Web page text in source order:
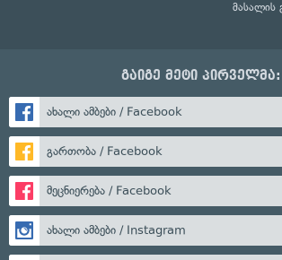
მასალის
გაიგე მეტი პირველმა:
ახალი ამბები / Facebook
გართობა / Facebook
მეცნიერება / Facebook
ახალი ამბები / Instagram